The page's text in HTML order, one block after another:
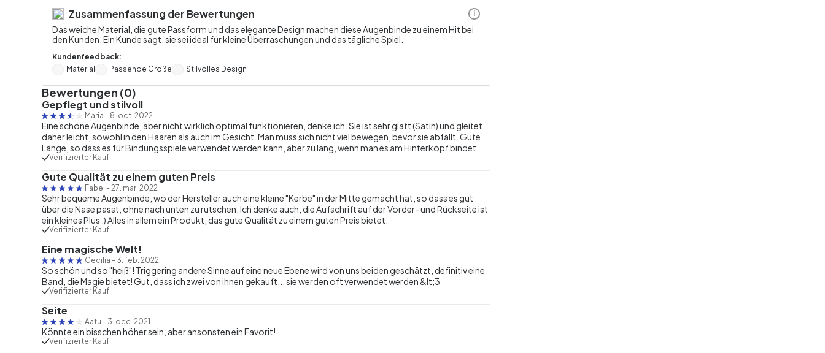
Zusammenfassung der Bewertungen
Das weiche Material, die gute Passform und das elegante Design machen diese Augenbinde zu einem Hit bei
den Kunden. Ein Kunde sagt, sie sei ideal für kleine Überraschungen und das tägliche Spiel.
Kundenfeedback:
Material
Passende Größe Stilvolles Design
i
Bewertungen (0)
Gepflegt und stilvoll
Maria - 8. oct. 2022
Eine schöne Augenbinde, aber nicht wirklich optimal funktionieren, denke ich. Sie ist sehr glatt (Satin) und gleitet
daher leicht, sowohl in den Haaren als auch im Gesicht. Man muss sich nicht viel bewegen, bevor sie abfällt. Gute
Länge, so dass es für Bindungsspiele verwendet werden kann, aber zu lang, wenn man es am Hinterkopf bindet
Verifizierter Kauf
Gute Qualität zu einem guten Preis
Fabel - 27. mar. 2022
Sehr bequeme Augenbinde, wo der Hersteller auch eine kleine "Kerbe" in der Mitte gemacht hat, so dass es gut
über die Nase passt, ohne nach unten zu rutschen. Ich denke auch, die Aufschrift auf der Vorder- und Rückseite ist
ein kleines Plus :) Alles in allem ein Produkt, das gute Qualität zu einem guten Preis bietet.
Verifizierter Kauf
Eine magische Welt!
Cecilia - 3. feb. 2022
So schön und so "heiß"! Triggering andere Sinne auf eine neue Ebene wird von uns beiden geschätzt, definitiv eine
Band, die Magie bietet! Gut, dass ich zwei von ihnen gekauft... sie werden oft verwendet werden &lt;3
Verifizierter Kauf
Seite
Aatu - 3. dec. 2021
Könnte ein bisschen höher sein, aber ansonsten ein Favorit!
Verifizierter Kauf